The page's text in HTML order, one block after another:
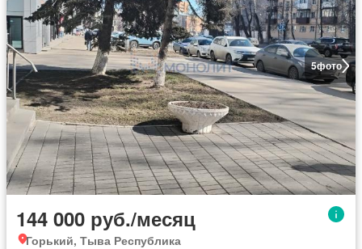
5фото
144 000 руб./месяц
Горький, Тыва Республика